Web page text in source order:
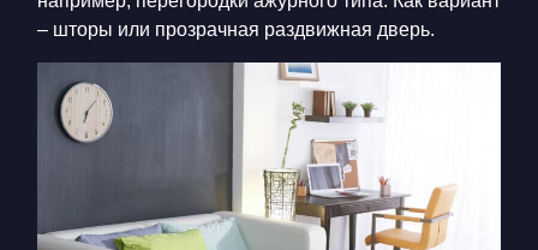
– шторы или прозрачная раздвижная дверь.